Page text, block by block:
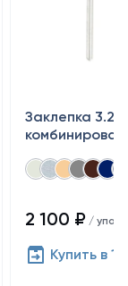
Заклепка
2 100 ₽ / упак.
Купить в 1